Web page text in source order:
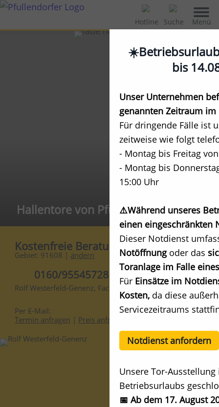
Hotline Suche Menü
Hallentore von Pfullendorfer
Kostenfreie Beratung
Gebiet: 91608 | ändern
0160/95545728
Rolf Westerfeld-Genenz, Fachberater
Per E-Mail:
Termin anfragen | Preis anfragen
bis
Unser Unternehmen
genannten Zeitraum
Für dringende Fälle ist
zeitweise wie folgt
- Montag bis Freitag
- Montag bis
15:00 Uhr
⚠️Während unseres
einen eingeschränkten
Dieser Notdienst
Notöffnung oder das
Toranlage im Falle
Für Einsätze im
Kosten, da diese
Servicezeitraums
Notdienst anfordern
Unsere Tor-
Betriebsurlaubs
📅 Ab dem 17. August